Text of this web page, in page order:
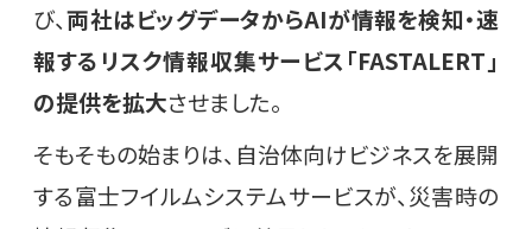
び、両社はビッグデータからAIが情報を検知・速
報するリスク情報収集サービス「FASTALERT」
の提供を拡大させました。
そもそもの始まりは、自治体向けビジネスを展開
する富士フイルムシステムサービスが、災害時の